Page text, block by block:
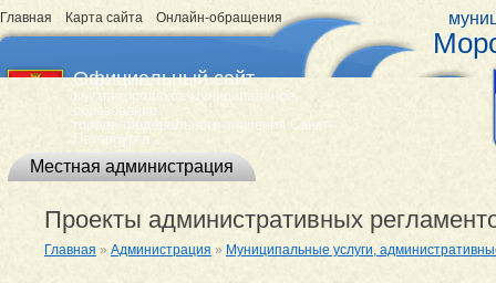
Главная Карта сайта Онлайн-обращения
Официальный сайт
внутригородское муниципальное
образование
города федерального значения Санкт-
Петербурга
Местная администрация
Проекты административных
Главная » Администрация » Муниципальные услуги,